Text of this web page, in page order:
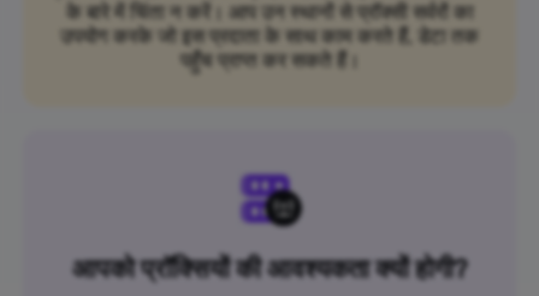
के बारे में चिंता न करें। आप उन स्थानों से प्रॉक्सी सर्वरों का
उपयोग करके जो इस प्रदाता के साथ काम करते हैं, डेटा तक
पहुँच प्राप्त कर सकते हैं।
आपको प्रॉक्सियों की आवश्यकता क्यों होगी?